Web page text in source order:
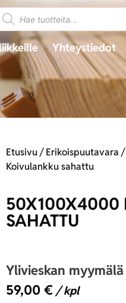
Yhteystiedot
Etusivu/Erikoispuutavara
Koivulankku sahattu
50X100X4000
SAHATTU
Ylivieskan myymälä
59,00€ / kpl